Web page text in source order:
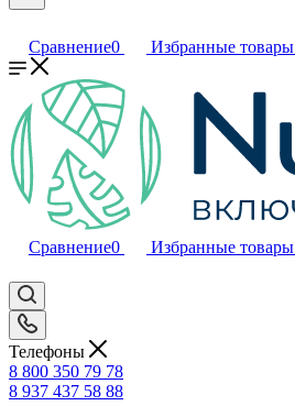
Сравнение0 Избранные товары
Сравнение0 Избранные товары
Телефоны
8 800 350 79 78
8 937 437 58 88